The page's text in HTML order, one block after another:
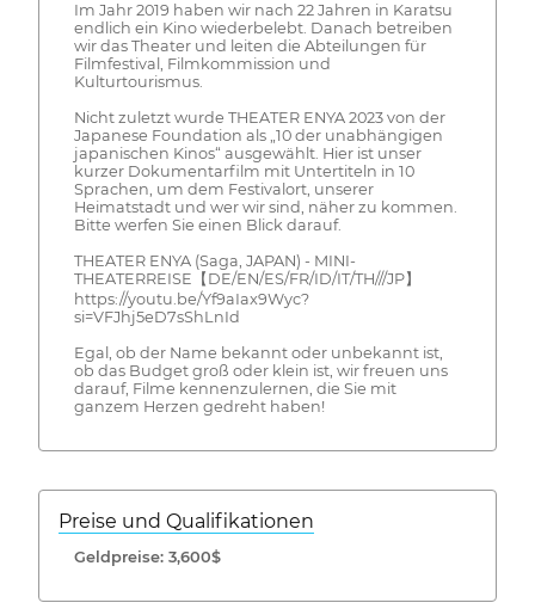
Im Jahr 2019 haben wir nach 22 Jahren in Karatsu
endlich ein Kino wiederbelebt. Danach betreiben
wir das Theater und leiten die Abteilungen für
Filmfestival, Filmkommission und
Kulturtourismus.
Nicht zuletzt wurde THEATER ENYA 2023 von der
Japanese Foundation als „10 der unabhängigen
japanischen Kinos“ ausgewählt. Hier ist unser
kurzer Dokumentarfilm mit Untertiteln in 10
Sprachen, um dem Festivalort, unserer
Heimatstadt und wer wir sind, näher zu kommen.
Bitte werfen Sie einen Blick darauf.
THEATER ENYA (Saga, JAPAN) - MINI-
THEATERREISE【DE/EN/ES/FR/ID/IT/TH///JP】
https://youtu.be/Yf9aIax9Wyc?
si=VFJhj5eD7sShLnId
Egal, ob der Name bekannt oder unbekannt ist,
ob das Budget groß oder klein ist, wir freuen uns
darauf, Filme kennenzulernen, die Sie mit
ganzem Herzen gedreht haben!
Preise und Qualifikationen
Geldpreise: 3,600$